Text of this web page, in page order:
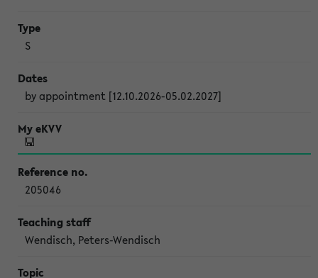
S
by appointment [12.10.2026-05.02.2027]
205046
Wendisch, Peters-Wendisch